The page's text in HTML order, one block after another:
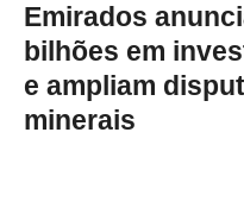
Emirados
bilhões em
e ampliam
minerais